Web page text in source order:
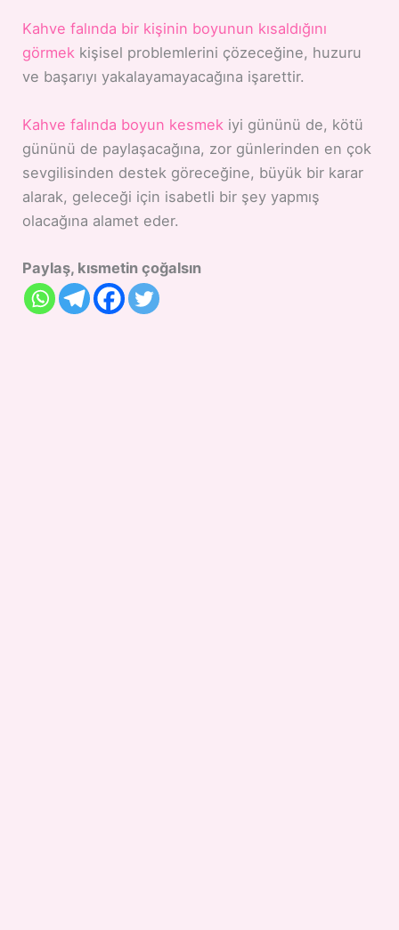
Kahve falında bir kişinin boyunun kısaldığını
görmek kişisel problemlerini çözeceğine, huzuru
ve başarıyı yakalayamayacağına işarettir.
Kahve falında boyun kesmek iyi gününü de, kötü
gününü de paylaşacağına, zor günlerinden en çok
sevgilisinden destek göreceğine, büyük bir karar
alarak, geleceği için isabetli bir şey yapmış
olacağına alamet eder.
Paylaş, kısmetin çoğalsın